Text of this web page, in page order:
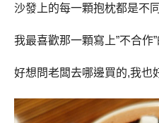
沙發上的每一顆抱枕都是不
我最喜歡那一顆寫上”不合作
好想問老闆去哪邊買的,我也